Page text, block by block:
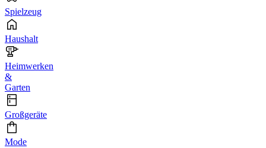
Spielzeug
Haushalt
Heimwerken
&
Garten
Großgeräte
Mode